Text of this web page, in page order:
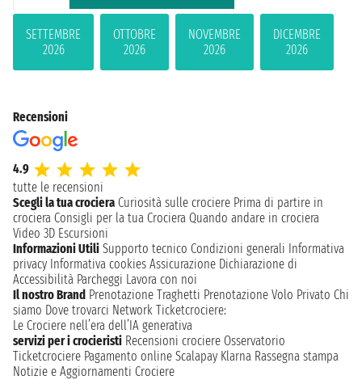
SETTEMBRE
2026
OTTOBRE
2026
NOVEMBRE
2026
DICEMBRE
2026
Recensioni
4.9
tutte le recensioni
Scegli la tua crociera Curiosità sulle crociere Prima di partire in
crociera Consigli per la tua Crociera Quando andare in crociera
Video 3D Escursioni
Informazioni Utili Supporto tecnico Condizioni generali Informativa
privacy Informativa cookies Assicurazione Dichiarazione di
Accessibilità Parcheggi Lavora con noi
Il nostro Brand Prenotazione Traghetti Prenotazione Volo Privato Chi
siamo Dove trovarci Network Ticketcrociere:
Le Crociere nell’era dell’IA generativa
servizi per i crocieristi Recensioni crociere Osservatorio
Ticketcrociere Pagamento online Scalapay Klarna Rassegna stampa
Notizie e Aggiornamenti Crociere